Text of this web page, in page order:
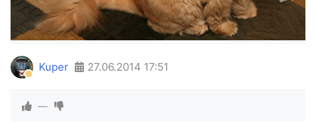
Kuper 27.06.2014 17:51
—